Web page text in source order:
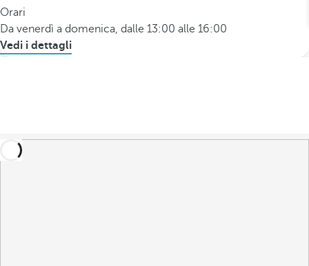
Orari
Da venerdì a domenica, dalle 13:00 alle 16:00
Vedi i dettagli